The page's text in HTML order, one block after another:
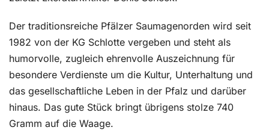
Der traditionsreiche Pfälzer Saumagenorden wird seit
1982 von der KG Schlotte vergeben und steht als
humorvolle, zugleich ehrenvolle Auszeichnung für
besondere Verdienste um die Kultur, Unterhaltung und
das gesellschaftliche Leben in der Pfalz und darüber
hinaus. Das gute Stück bringt übrigens stolze 740
Gramm auf die Waage.